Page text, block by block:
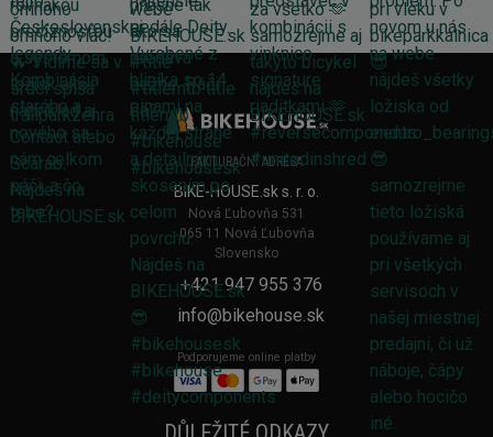
FAKTURAČNÍ ADRESA
BIKE-HOUSE.sk s. r. o.
Nová Ľubovňa 531
065 11 Nová Ľubovňa
Slovensko
+421 947 955 376
info@bikehouse.sk
Podporujeme online platby